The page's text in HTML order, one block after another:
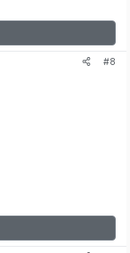
#8